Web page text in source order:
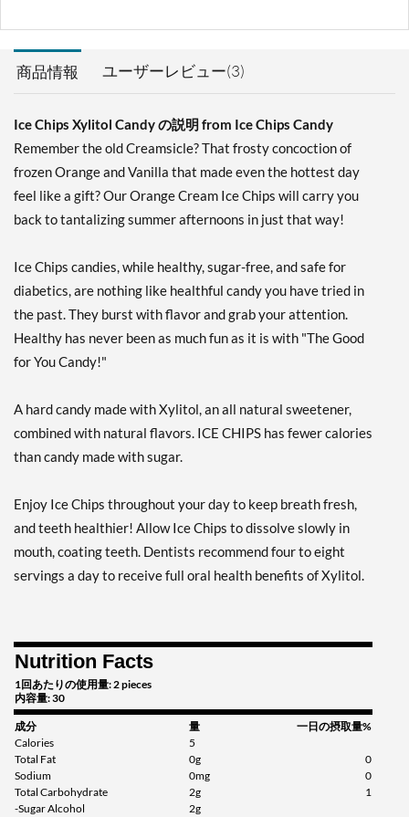
Pouch 2 oz
ディスカウント％ 7%
カートに入れる »
Cinnamon - Pouch 2 oz
販売価格: £5.06
ディスカウント％ 7%
カートに入れる »
Classic Licorice - Pouch 2
oz
販売価格: £5.06
Clove Plus 1.76 oz
販売価格: £5.06
ディスカウント％ %
カートに入れる »
Clove Plus - Pouch 2 oz
販売価格: £5.06
ディスカウント％ 7%
Coffee - Pouch 2 oz
販売価格: £5.06
ディスカウント％ 7%
カートに入れる »
Egg Nog - Pouch 2 oz
販売価格: £5.06
ディスカウント％ 7%
商品情報 ユーザーレビュー(3)
Ice Chips Xylitol Candy の説明 from Ice Chips Candy
Remember the old Creamsicle? That frosty concoction of
frozen Orange and Vanilla that made even the hottest day
feel like a gift? Our Orange Cream Ice Chips will carry you
back to tantalizing summer afternoons in just that way!
Ice Chips candies, while healthy, sugar-free, and safe for
diabetics, are nothing like healthful candy you have tried in
the past. They burst with flavor and grab your attention.
Healthy has never been as much fun as it is with "The Good
for You Candy!"
A hard candy made with Xylitol, an all natural sweetener,
combined with natural flavors. ICE CHIPS has fewer calories
than candy made with sugar.
Enjoy Ice Chips throughout your day to keep breath fresh,
and teeth healthier! Allow Ice Chips to dissolve slowly in
mouth, coating teeth. Dentists recommend four to eight
servings a day to receive full oral health benefits of Xylitol.
Nutrition Facts
1回あたりの使用量: 2 pieces
内容量: 30
成分 量
一日の摂取量%
Calories
5
Total Fat
0g
0
Sodium
0mg
0
Total Carbohydrate
2g
1
-Sugar Alcohol
2g